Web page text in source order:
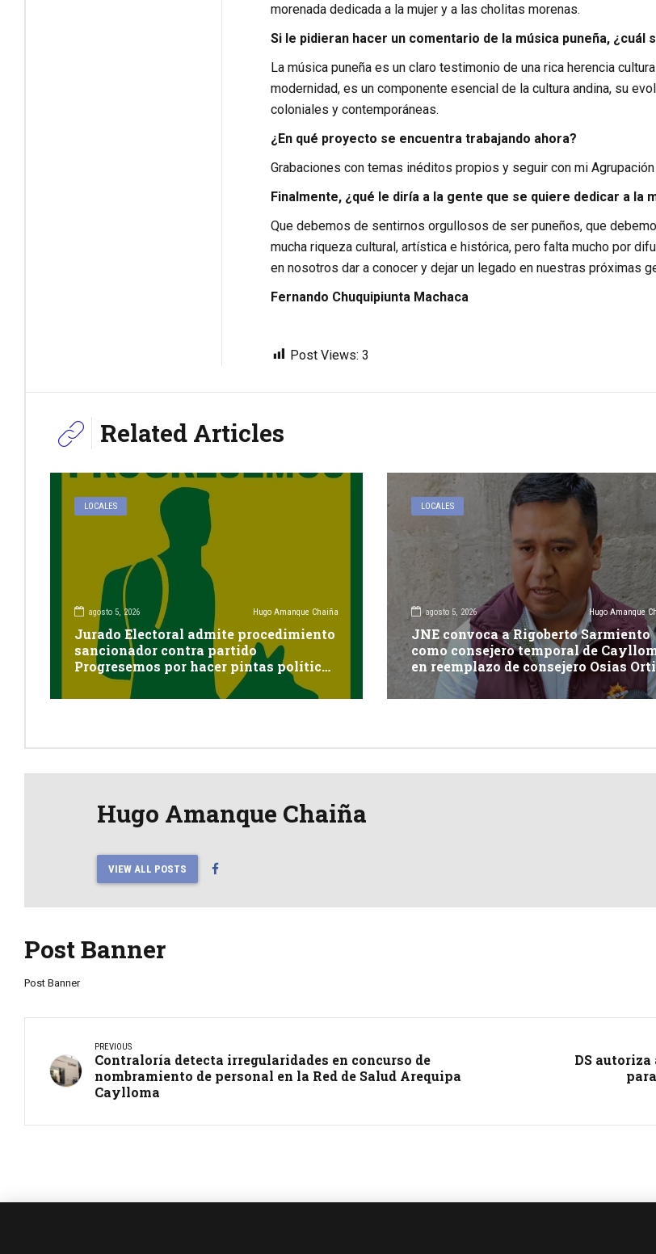
morenada dedicada a la mujer y a las cholitas morenas.
Si le pidieran hacer un comentario de la música puneña, ¿cuál
La música puneña es un claro testimonio de una rica herencia
modernidad, es un componente esencial de la cultura andina, su
coloniales y contemporáneas.
¿En qué proyecto se encuentra trabajando ahora?
Grabaciones con temas inéditos propios y seguir con mi Agrupación
Finalmente, ¿qué le diría a la gente que se quiere dedicar a la
Que debemos de sentirnos orgullosos de ser puneños, que
mucha riqueza cultural, artística e histórica, pero falta mucho por
en nosotros dar a conocer y dejar un legado en nuestras próximas
Fernando Chuquipiunta Machaca
Post Views: 3
Related Articles
LOCALES
agosto 5, 2026 Hugo Amanque Chaiña
Jurado Electoral admite procedimiento
sancionador contra partido
Progresemos por hacer pintas políticas
sin autorización en Cayma
LOCALES
agosto 5, 2026 Hugo Amanque
JNE convoca a Rigoberto Sarmiento
como consejero temporal de
en reemplazo de consejero Osias
Hugo Amanque Chaiña
VIEW ALL POSTS
Post Banner
Post Banner
PREVIOUS
Contraloría detecta irregularidades en concurso de
nombramiento de personal en la Red de Salud Arequipa
Caylloma
DS